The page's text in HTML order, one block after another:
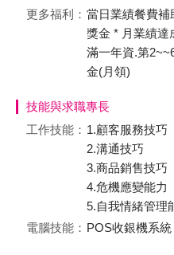
更多福利： 當日業績餐費補
獎金 * 月業績達
滿一年資.第
金(月領)
技能與求職專長
工作技能： 1.顧客服務技巧
2.溝通技巧
3.商品銷售技巧
4.危機應變能力
5.自我情緒管理
電腦技能： POS收銀機系